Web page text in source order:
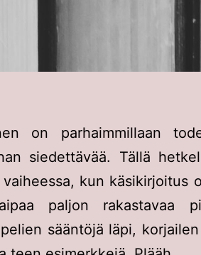
on parhaimmillaan
siedettävää. Tällä
kun käsikirjoitus
paljon rakastavaa
sääntöjä läpi,